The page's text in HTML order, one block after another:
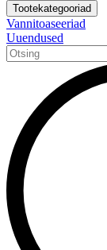
Tootekategooriad
Vannitoaseeriad
Uuendused